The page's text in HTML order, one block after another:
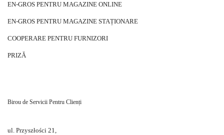
EN-GROS PENTRU MAGAZINE ONLINE
EN-GROS PENTRU MAGAZINE STAȚIONARE
COOPERARE PENTRU FURNIZORI
PRIZĂ
Birou de Servicii Pentru Clienți
ul. Przyszłości 21,